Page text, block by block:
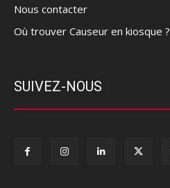
Nous contacter
Où trouver Causeur en kiosque ?
SUIVEZ-NOUS